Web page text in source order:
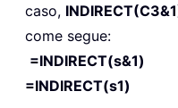
caso,
come segue:
=INDIRECT(s&1)
=INDIRECT(s1)